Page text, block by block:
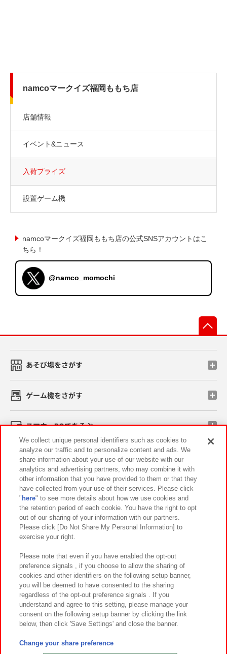
namcoマークイズ福岡ももち店
店舗情報
イベント&ニュース
入荷プライズ
設置ゲーム機
namcoマークイズ福岡ももち店の公式SNSアカウントはこ
ちら！
@namco_momochi
あそび場をさがす
ゲーム機をさがす
スマホ・PCであそぶ
イベント・キャンペーン
関連会社 サステナビリティ サイトポリシー
プライバシーポリシー ウェブアクセシビリティ方針と検証結果
お取引先さまとともに
カスタマーハラスメント対応方針 よくあるご質問・お問い合わせ
©Bandai Namco Amusement Inc.
©Bandai Namco Amusement Lab Inc.
We collect unique personal identifiers such as cookies to
analyze our traffic and to personalize content and ads. We
share information about your use of our website with our
analytics and advertising partners, who may combine it with
other information that you have provided to them or that they
have collected from your use of their services. Please click
" here" to see more details about how we use cookies and
the retention period of each cookie. You have the right to opt
out of our sharing of your information with our partners.
Please click [Do Not Share My Personal Information] to
exercise your right.
Please note that even if you have enabled the opt-out
preference signals , if you choose to allow the sharing of
cookies and other identifiers on the following setup banner,
you will be deemed to have consented to the sharing
regardless of the opt-out preference signals . If you
understand and agree to this setting, please manage your
consent on the following setup banner by clicking the link
below, then click 'Save Settings' and close the banner.
Change your share preference